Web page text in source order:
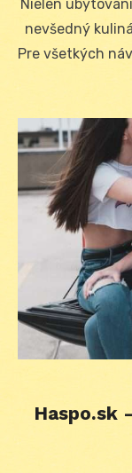
Nielen
nevšedný
Pre všetkých
Haspo.sk